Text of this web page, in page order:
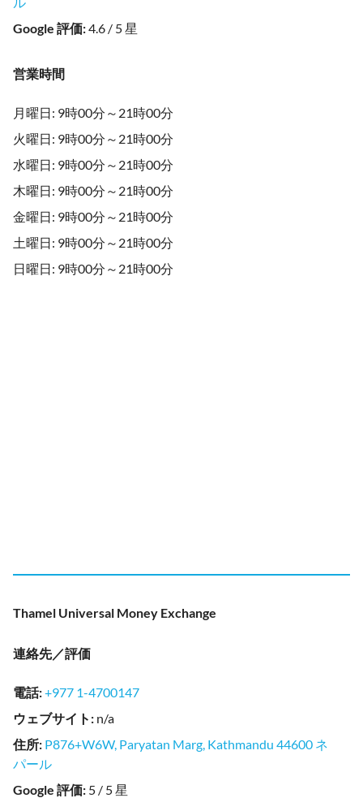
Google 評価:4.6 / 5 星
営業時間
月曜日: 9時00分～21時00分
火曜日: 9時00分～21時00分
水曜日: 9時00分～21時00分
木曜日: 9時00分～21時00分
金曜日: 9時00分～21時00分
土曜日: 9時00分～21時00分
日曜日: 9時00分～21時00分
Thamel Universal Money Exchange
連絡先／評価
電話:+977 1-4700147
ウェブサイト : n/a
住所: P876+W6W, Paryatan Marg, Kathmandu 44600 ネ
パール
Google 評価: 5 / 5 星